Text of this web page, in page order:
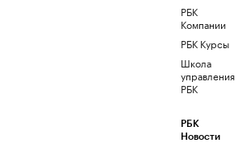
РБК
Компании
РБК Курсы
Школа
управления
РБК
РБК
Новости